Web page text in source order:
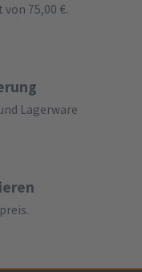
75,00 €.
Lagerware